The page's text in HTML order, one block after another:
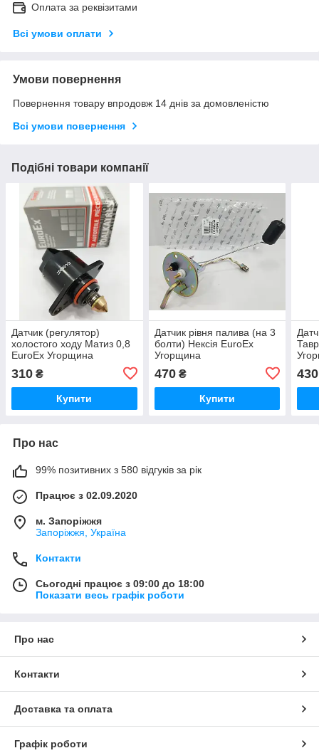
Оплата за реквізитами
Всі умови оплати
Умови повернення
Повернення товару впродовж 14 днів за домовленістю
Всі умови повернення
Подібні товари компанії
Датчик (регулятор)
холостого ходу Матиз 0,8
EuroEx Угорщина
310 ₴
Купити
Датчик рівня палива (на 3
болти) Нексія EuroEx
Угорщина
470₴
Купити
430
Про нас
99% позитивних з 580 відгуків за рік
Працює з 02.09.2020
м. Запоріжжя
Запоріжжя, Україна
Контакти
Сьогодні працює з 09:00 до 18:00
Показати весь графік роботи
Про нас
Контакти
Доставка та оплата
Графік роботи